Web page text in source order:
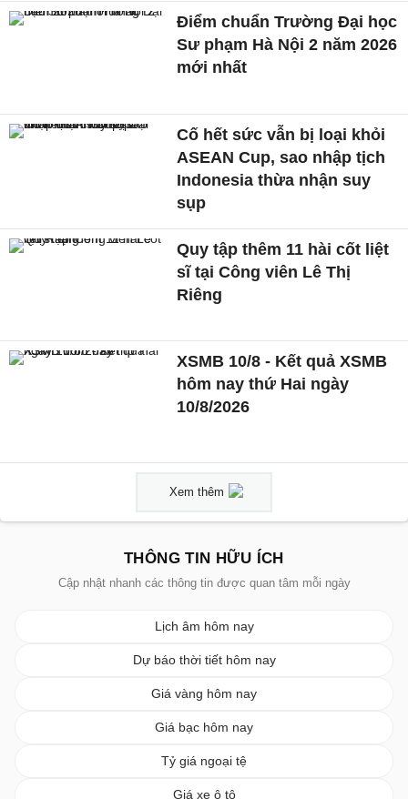
Điểm chuẩn Trường Đại học
Sư phạm Hà Nội 2 năm 2026
mới nhất
Cố hết sức vẫn bị loại khỏi
ASEAN Cup, sao nhập tịch
Indonesia thừa nhận suy
sụp
Quy tập thêm 11 hài cốt liệt
sĩ tại Công viên Lê Thị
Riêng
XSMB 10/8 - Kết quả XSMB
hôm nay thứ Hai ngày
10/8/2026
Xem thêm
THÔNG TIN HỮU ÍCH
Cập nhật nhanh các thông tin được quan tâm mỗi ngày
Lịch âm hôm nay
Dự báo thời tiết hôm nay
Giá vàng hôm nay
Giá bạc hôm nay
Tỷ giá ngoại tệ
Giá xe ô tô